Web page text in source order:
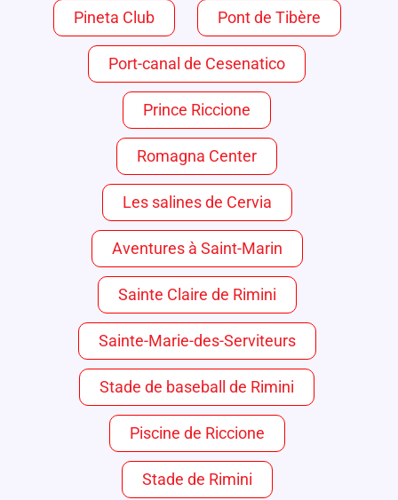
Pineta Club Pont de Tibère
Port-canal de Cesenatico
Prince Riccione
Romagna Center
Les salines de Cervia
Aventures à Saint-Marin
Sainte Claire de Rimini
Sainte-Marie-des-Serviteurs
Stade de baseball de Rimini
Piscine de Riccione
Stade de Rimini